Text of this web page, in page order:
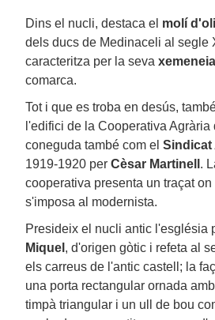
Dins el nucli, destaca el molí d'oli
dels ducs de Medinaceli al segle
caracteritza per la seva xemeneia
comarca.
Tot i que es troba en desús,
l'edifici de la Cooperativa Agrària
coneguda també com el Sindicat
1919-1920 per Cèsar Martinell .
cooperativa presenta un traçat
s'imposa al modernista.
Presideix el nucli antic l'església
Miquel , d'origen gòtic i refeta al
els carreus de l'antic castell; la
una porta rectangular ornada
timpà triangular i un ull de bou